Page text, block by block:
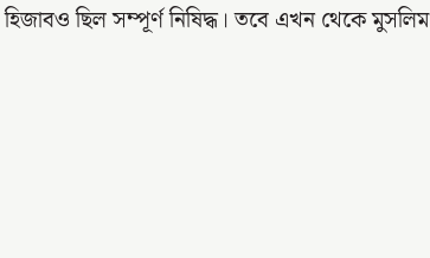
হিজাবও ছিল সম্পূর্ণ নিষিদ্ধ। তবে এখন থেকে মুসলিম